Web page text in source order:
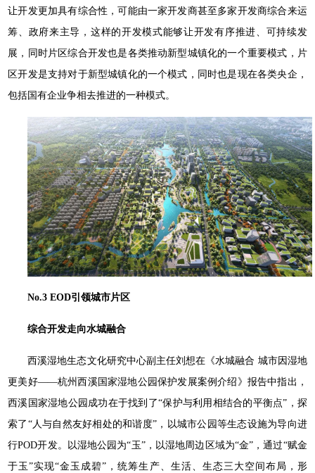
让开发更加具有综合性，可能由一家开发商甚至多家开发商综合来运
筹、政府来主导，这样的开发模式能够让开发有序推进、可持续发
展，同时片区综合开发也是各类推动新型城镇化的一个重要模式，片
区开发是支持对于新型城镇化的一个模式，同时也是现在各类央企，
包括国有企业争相去推进的一种模式。
No.3 EOD引领城市片区
综合开发走向水城融合
西溪湿地生态文化研究中心副主任刘想在《水城融合 城市因湿地
更美好——杭州西溪国家湿地公园保护发展案例介绍》报告中指出，
西溪国家湿地公园成功在于找到了“保护与利用相结合的平衡点”，探
索了“人与自然友好相处的和谐度”，以城市公园等生态设施为导向进
行POD开发。以湿地公园为“玉”，以湿地周边区域为“金”，通过“赋金
于玉”实现“金玉成碧”，统筹生产、生活、生态三大空间布局，形